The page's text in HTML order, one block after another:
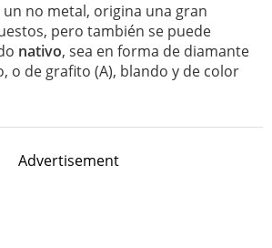
un no metal, origina una gran
pero también se puede
nativo, sea en forma de diamante
o de grafito (A), blando y de color
Advertisement